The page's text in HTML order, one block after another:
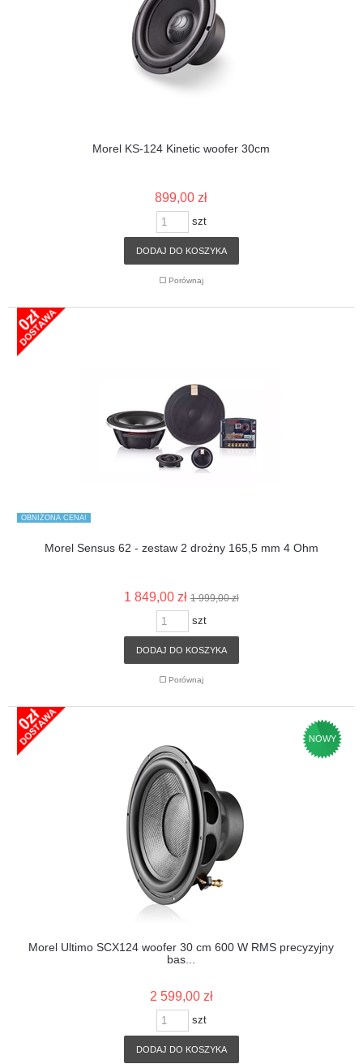
Morel KS-124 Kinetic woofer 30cm
899,00 zł
szt
DODAJ DO KOSZYKA
Porównaj
Morel Sensus 62 - zestaw 2 drożny 165,5 mm 4 Ohm
1 849,00 zł 1 999,00 zł
OBNIŻONA CENA!
szt
DODAJ DO KOSZYKA
Porównaj
NOWY
Morel Ultimo SCX124 woofer 30 cm 600 W RMS precyzyjny
bas...
2 599,00 zł
szt
DODAJ DO KOSZYKA